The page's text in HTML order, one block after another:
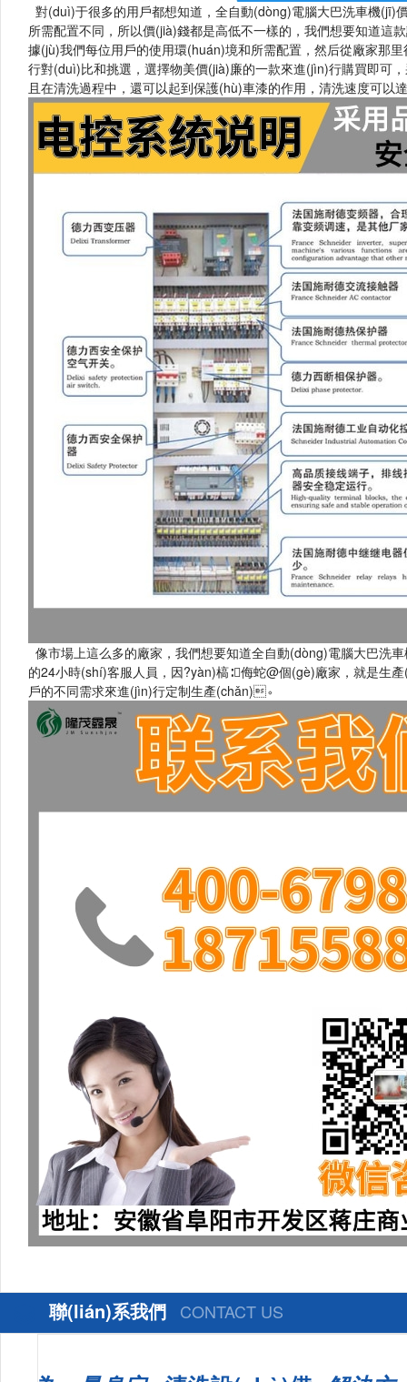
對(duì)于很多的用戶都想知道，全自動(dòng)電腦大巴洗車機(jī)價
所需配置不同，所以價(jià)錢都是高低不一樣的，我們想要知道這
據(jù)我們每位用戶的使用環(huán)境和所需配置，然后從廠家
行對(duì)比和挑選，選擇物美價(jià)廉的一款來進(jìn)行購買即可
且在清洗過程中，還可以起到保護(hù)車漆的作用，清洗速度
像市場上這么多的廠家，我們想要知道全自動(dòng)電腦大巴
的24小時(shí)客服人員，因?yàn)槁∶侮蛇@個(gè)廠家，就是
戶的不同需求來進(jìn)行定制生產(chǎn)。
聯(lián)系我們 CONTACT US